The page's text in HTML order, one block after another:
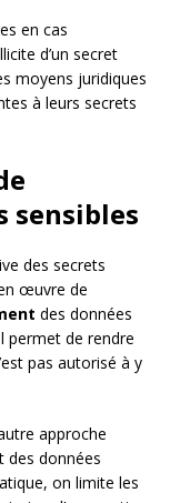
en cas
d’un secret
moyens juridiques
à leurs secrets
sensibles
des secrets
œuvre de
des données
permet de rendre
pas autorisé à y
approche
des données
on limite les